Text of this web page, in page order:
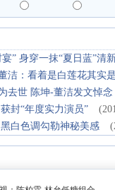
” 身穿一抹“夏日蓝”清
洁：看着是白莲花其实
去世 陈坤-董洁发文悼念
封“年度实力演员”
白色调勾勒神秘美感